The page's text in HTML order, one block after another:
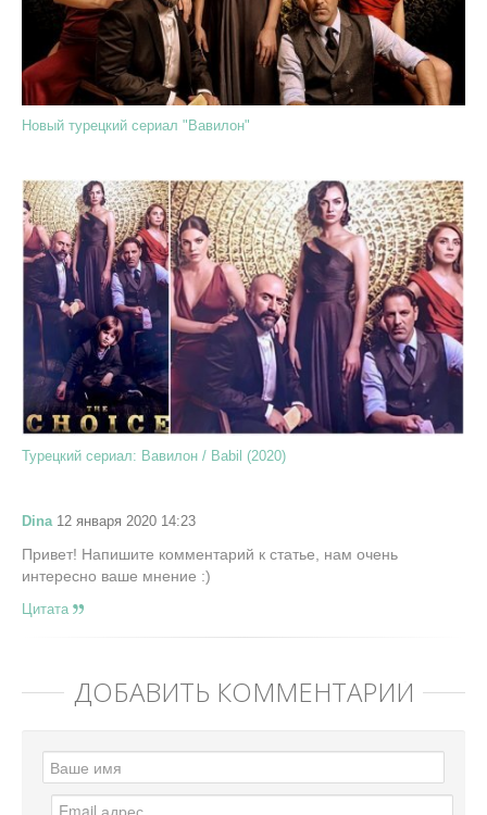
Новый турецкий сериал "Вавилон"
Турецкий сериал: Вавилон / Babil (2020)
Dina12 января 2020 14:23
Привет! Напишите комментарий к статье, нам очень
интересно ваше мнение :)
Цитата
ДОБАВИТЬ КОММЕНТАРИЙ